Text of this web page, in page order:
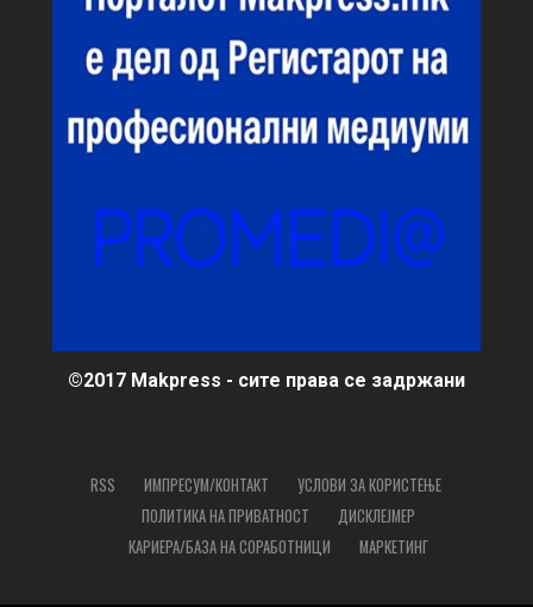
©2017 Makpress - сите права се задржани
RSS ИМПРЕСУМ/КОНТАКТ
УСЛОВИ ЗА КОРИСТЕЊЕ
ПОЛИТИКА НА ПРИВАТНОСТ
ДИСКЛЕЈМЕР
КАРИЕРА/БАЗА НА СОРАБОТНИЦИ
МАРКЕТИНГ